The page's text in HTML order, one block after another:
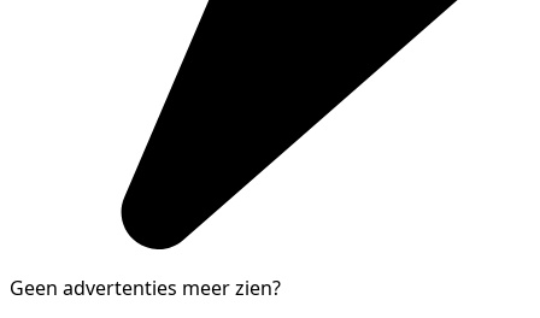
Geen advertenties meer zien?